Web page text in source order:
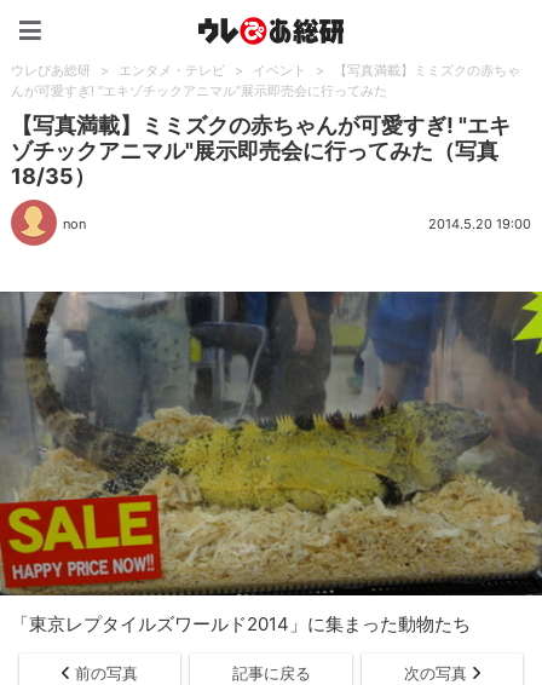
ウレぴあ総研 > エンタメ・テレビ > イベント >
【写真満載】ミミズクの赤ちゃ
んが可愛すぎ! "エキゾチックアニマル"展示即売会に行ってみた
【写真満載】ミミズクの赤ちゃんが可愛すぎ! "エキ
ゾチックアニマル"展示即売会に行ってみた（写真
18/35）
non 2014.5.20 19:00
「東京レプタイルズワールド2014」に集まった動物たち
前の写真 記事に戻る 次の写真